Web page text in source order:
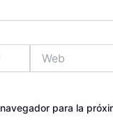
para la